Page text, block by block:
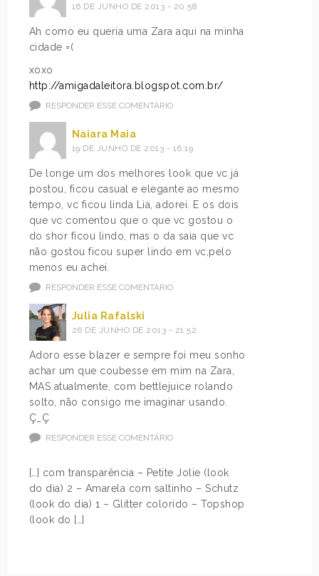
16 DE JUNHO DE 2013 - 20:58
Ah como eu queria uma Zara aqui na minha
cidade =(
xoxo
http://amigadaleitora.blogspot.com.br/
RESPONDER ESSE COMENTÁRIO
Naiara Maia
19 DE JUNHO DE 2013 - 16:19
De longe um dos melhores look que vc já
postou, ficou casual e elegante ao mesmo
tempo, vc ficou linda Lia, adorei. E os dois
que vc comentou que o que vc gostou o
do shor ficou lindo, mas o da saia que vc
não gostou ficou super lindo em vc,pelo
menos eu achei.
RESPONDER ESSE COMENTÁRIO
Julia Rafalski
26 DE JUNHO DE 2013 - 21:52
Adoro esse blazer e sempre foi meu sonho
achar um que coubesse em mim na Zara,
MAS atualmente, com bettlejuice rolando
solto, não consigo me imaginar usando.
Ç_Ç
RESPONDER ESSE COMENTÁRIO
[…] com transparência – Petite Jolie (look
do dia) 2 – Amarela com saltinho – Schutz
(look do dia) 1 – Glitter colorido – Topshop
(look do […]